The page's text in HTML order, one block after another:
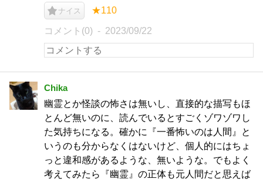
ナイス ★110
コメント(0) 2023/09/22
Chika
幽霊とか怪談の怖さは無いし、直接的な描写もほ
とんど無いのに、読んでいるとすごくゾワゾワし
た気持ちになる。確かに『一番怖いのは人間』と
いうのも分からなくはないけど、個人的にはちょ
っと違和感があるような、無いような。でもよく
考えてみたら『幽霊』の正体も元人間だと思えば